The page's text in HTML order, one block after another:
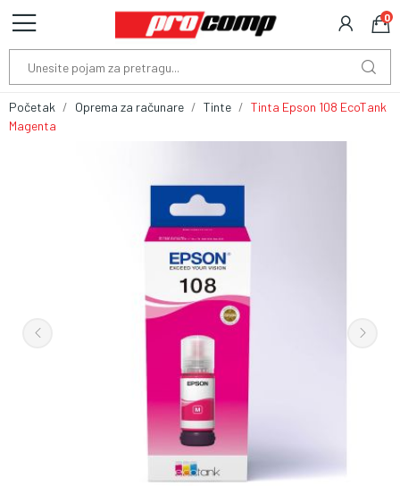
0
Početak Oprema za računare Tinte
Tinta Epson 108 EcoTank
Magenta